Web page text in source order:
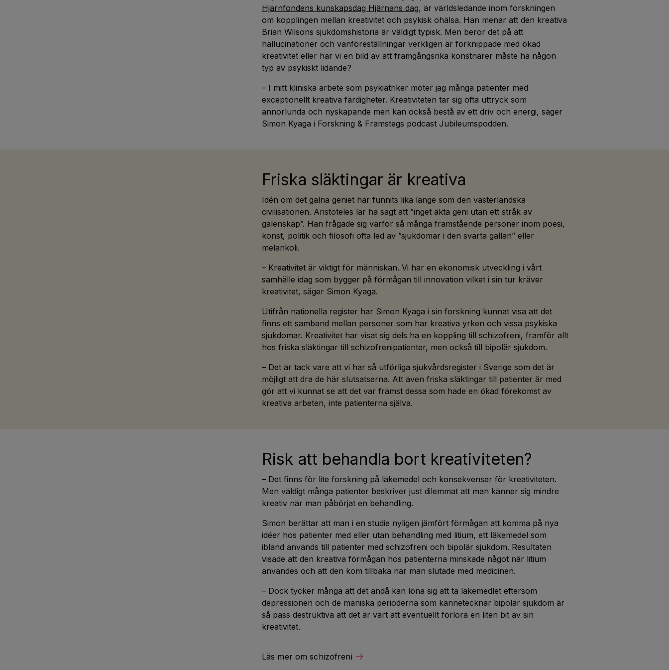
Hjärnfondens kunskapsdag Hjärnans dag, är världsledande inom forskningen
om kopplingen mellan kreativitet och psykisk ohälsa. Han menar att den kreativa
Brian Wilsons sjukdomshistoria är väldigt typisk. Men beror det på att
hallucinationer och vanföreställningar verkligen är förknippade med ökad
kreativitet eller har vi en bild av att framgångsrika konstnärer måste ha någon
typ av psykiskt lidande?
– I mitt kliniska arbete som psykiatriker möter jag många patienter med
exceptionellt kreativa färdigheter. Kreativiteten tar sig ofta uttryck som
annorlunda och nyskapande men kan också bestå av ett driv och energi, säger
Simon Kyaga i Forskning & Framstegs podcast Jubileumspodden.
Friska släktingar är kreativa
Idén om det galna geniet har funnits lika länge som den västerländska
civilisationen. Aristoteles lär ha sagt att ”inget äkta geni utan ett stråk av
galenskap”. Han frågade sig varför så många framstående personer inom poesi,
konst, politik och filosofi ofta led av ”sjukdomar i den svarta gallan” eller
melankoli.
– Kreativitet är viktigt för människan. Vi har en ekonomisk utveckling i vårt
samhälle idag som bygger på förmågan till innovation vilket i sin tur kräver
kreativitet, säger Simon Kyaga.
Utifrån nationella register har Simon Kyaga i sin forskning kunnat visa att det
finns ett samband mellan personer som har kreativa yrken och vissa psykiska
sjukdomar. Kreativitet har visat sig dels ha en koppling till schizofreni, framför allt
hos friska släktingar till schizofrenipatienter, men också till bipolär sjukdom.
– Det är tack vare att vi har så utförliga sjukvårdsregister i Sverige som det är
möjligt att dra de här slutsatserna. Att även friska släktingar till patienter är med
gör att vi kunnat se att det var främst dessa som hade en ökad förekomst av
kreativa arbeten, inte patienterna själva.
Risk att behandla bort kreativiteten?
– Det finns för lite forskning på läkemedel och konsekvenser för kreativiteten.
Men väldigt många patienter beskriver just dilemmat att man känner sig mindre
kreativ när man påbörjat en behandling.
Simon berättar att man i en studie nyligen jämfört förmågan att komma på nya
idéer hos patienter med eller utan behandling med litium, ett läkemedel som
ibland används till patienter med schizofreni och bipolär sjukdom. Resultaten
visade att den kreativa förmågan hos patienterna minskade något när litium
användes och att den kom tillbaka när man slutade med medicinen.
– Dock tycker många att det ändå kan löna sig att ta läkemedlet eftersom
depressionen och de maniska perioderna som kännetecknar bipolär sjukdom är
så pass destruktiva att det är värt att eventuellt förlora en liten bit av sin
kreativitet.
Läs mer om schizofreni